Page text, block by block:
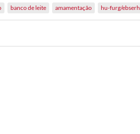
banco de leite amamentação hu-furg/ebserh